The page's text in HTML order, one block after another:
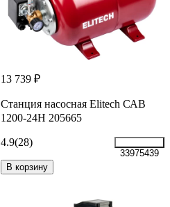
13 739 ₽
Станция насосная Elitech САВ
1200-24Н 205665
4.9(28)
33975439
В корзину